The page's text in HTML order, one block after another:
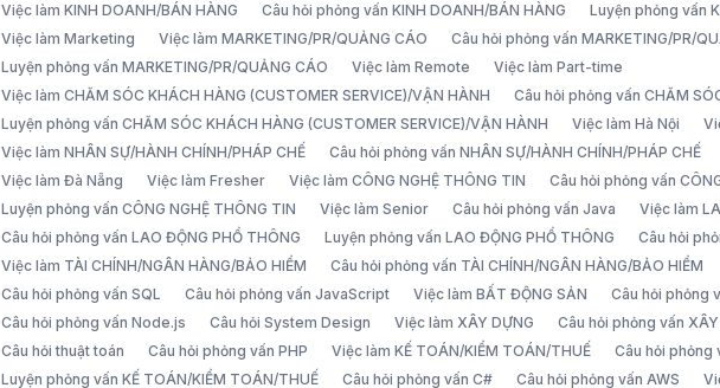
Việc làm KINH DOANH/BÁN HÀNG Câu hỏi phỏng vấn KINH DOANH/BÁN HÀNG Luyện phỏng vấn
Việc làm Marketing
Việc làm MARKETING/PR/QUẢNG CÁO
Câu hỏi phỏng vấn MARKETING/PR/
Luyện phỏng vấn MARKETING/PR/QUẢNG CÁO
Việc làm Remote
Việc làm Part-time
Việc làm CHĂM SÓC KHÁCH HÀNG (CUSTOMER SERVICE)/VẬN HÀNH
Câu hỏi phỏng vấn CHĂM
Luyện phỏng vấn CHĂM SÓC KHÁCH HÀNG (CUSTOMER SERVICE)/VẬN HÀNH
Việc làm Hà Nội
Việc làm NHÂN SỰ/HÀNH CHÍNH/PHÁP CHẾ
Câu hỏi phỏng vấn NHÂN SỰ/HÀNH CHÍNH/PHÁP CHẾ
Việc làm Đà Nẵng
Việc làm Fresher Việc làm CÔNG NGHỆ THÔNG TIN
Câu hỏi phỏng vấn
Luyện phỏng vấn CÔNG NGHỆ THÔNG TIN
Việc làm Senior Câu hỏi phỏng vấn Java
Việc làm
Câu hỏi phỏng vấn LAO ĐỘNG PHỔ THÔNG
Luyện phỏng vấn LAO ĐỘNG PHỔ THÔNG Câu hỏi
Việc làm TÀI CHÍNH/NGÂN HÀNG/BẢO HIỂM
Câu hỏi phỏng vấn TÀI CHÍNH/NGÂN HÀNG/BẢO HIỂM
Câu hỏi phỏng vấn SQL
Câu hỏi phỏng vấn JavaScript Việc làm BẤT ĐỘNG SẢN Câu hỏi phỏng
Câu hỏi phỏng vấn Node.js
Câu hỏi System Design Việc làm XÂY DỰNG Câu hỏi phỏng vấn XÂY
Câu hỏi thuật toán
Câu hỏi phỏng vấn PHP Việc làm KẾ TOÁN/KIỂM TOÁN/THUẾ
Câu hỏi phỏng
Luyện phỏng vấn KẾ TOÁN/KIỂM TOÁN/THUẾ
Câu hỏi phỏng vấn C# Câu hỏi phỏng vấn AWS